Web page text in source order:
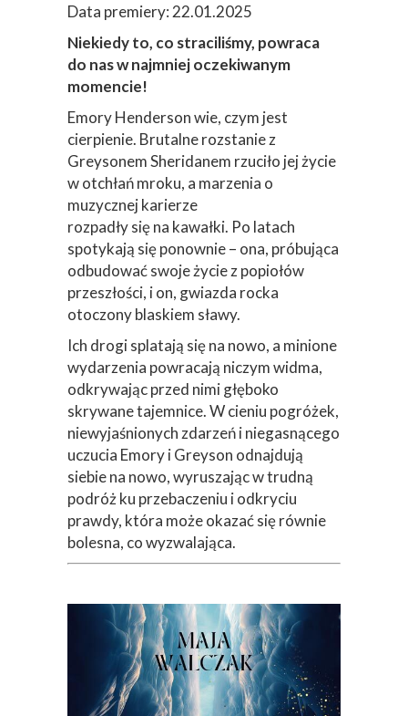
Data premiery: 22.01.2025
Niekiedy to, co straciliśmy, powraca
do nas w najmniej oczekiwanym
momencie!
Emory Henderson wie, czym jest
cierpienie. Brutalne rozstanie z
Greysonem Sheridanem rzuciło jej życie
w otchłań mroku, a marzenia o
muzycznej karierze
rozpadły się na kawałki. Po latach
spotykają się ponownie – ona, próbująca
odbudować swoje życie z popiołów
przeszłości, i on, gwiazda rocka
otoczony blaskiem sławy.
Ich drogi splatają się na nowo, a minione
wydarzenia powracają niczym widma,
odkrywając przed nimi głęboko
skrywane tajemnice. W cieniu pogróżek,
niewyjaśnionych zdarzeń i niegasnącego
uczucia Emory i Greyson odnajdują
siebie na nowo, wyruszając w trudną
podróż ku przebaczeniu i odkryciu
prawdy, która może okazać się równie
bolesna, co wyzwalająca.